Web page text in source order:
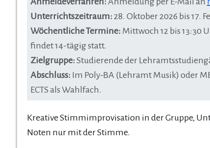
Unterrichtszeitraum: 28. Oktober 2026 bis 17.
Wöchentliche Termine: Mittwoch 12 bis 13:30
findet 14-tägig statt.
Zielgruppe: Studierende der
Abschluss: Im Poly-BA (Lehramt Musik) oder
ECTS als Wahlfach.
Kreative Stimmimprovisation in der Gruppe,
Noten nur mit der Stimme.